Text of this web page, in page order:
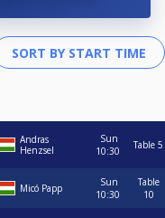
Andras
Henzsel
Sun
10:30
Table 5
Micó Papp
Sun
10:30
Table
10